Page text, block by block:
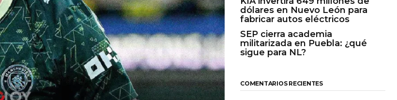
dólares en Nuevo León para
fabricar autos eléctricos
SEP cierra academia
militarizada en Puebla: ¿qué
sigue para NL?
COMENTARIOS RECIENTES